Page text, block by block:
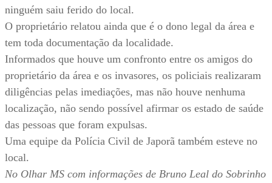
ninguém saiu ferido do local.
O proprietário relatou ainda que é o dono legal da área e
tem toda documentação da localidade.
Informados que houve um confronto entre os amigos do
proprietário da área e os invasores, os policiais realizaram
diligências pelas imediações, mas não houve nenhuma
localização, não sendo possível afirmar os estado de saúde
das pessoas que foram expulsas.
Uma equipe da Polícia Civil de Japorã também esteve no
local.
No Olhar MS com informações de Bruno Leal do Sobrinho